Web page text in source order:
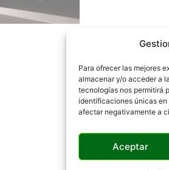
Para ofrecer las mejores
almacenar y/o acceder a
tecnologías nos permitirá
identificaciones únicas
afectar negativamente a
Aceptar